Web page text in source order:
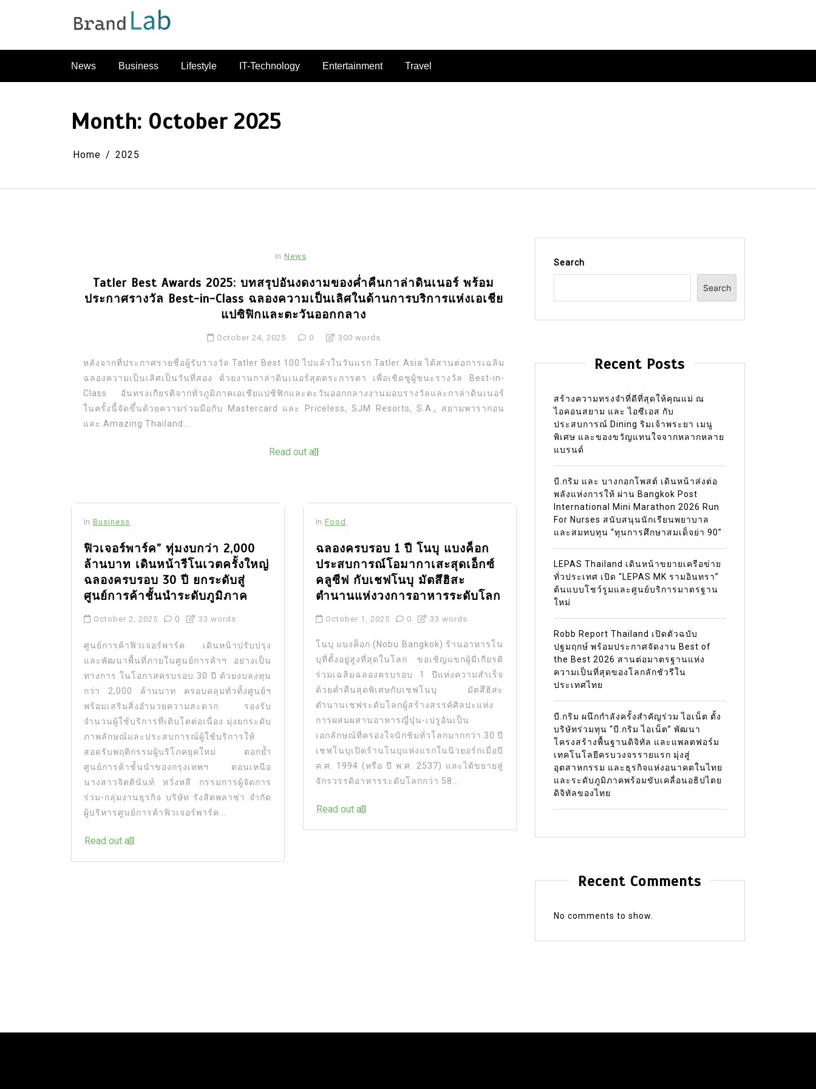
News Business Lifestyle IT-Technology Entertainment Travel
Month: October 2025
Home 2025
In News
Tatler Best Awards 2025: บทสรุปอันงดงามของค่ำคืนกาล่าดินเนอร์ พร้อม
ประกาศรางวัล Best-in-Class ฉลองความเป็นเลิศในด้านการบริการแห่งเอเชีย
แปซิฟิกและตะวันออกกลาง
October 24, 2025 0 300 words
หลังจากที่ประกาศรายชื่อผู้รับรางวัล Tatler Best 100 ไปแล้วในวันแรก Tatler Asia ได้สานต่อการเฉลิม
ฉลองความเป็นเลิศเป็นวันที่สอง ด้วยงานกาล่าดินเนอร์สุดตระการตา เพื่อเชิดชูผู้ชนะรางวัล Best-in-
Class อันทรงเกียรติจากทั่วภูมิภาคเอเชียแปซิฟิกและตะวันออกกลางงานมอบรางวัลและกาล่าดินเนอร์
ในครั้งนี้จัดขึ้นด้วยความร่วมมือกับ Mastercard และ Priceless, SJM Resorts, S.A., สยามพารากอน
และ Amazing Thailand...
Read out all
In Business
ฟิวเจอร์พาร์ค” ทุ่มงบกว่า 2,000
ล้านบาท เดินหน้ารีโนเวตครั้งใหญ่
ฉลองครบรอบ 30 ปี ยกระดับสู่
ศูนย์การค้าชั้นนำระดับภูมิภาค
October 2, 2025 0 33 words
ศูนย์การค้าฟิวเจอร์พาร์ค เดินหน้าปรับปรุง
และพัฒนาพื้นที่ภายในศูนย์การค้าฯ อย่างเป็น
ทางการ ในโอกาสครบรอบ 30 ปี ด้วยงบลงทุน
กว่า 2,000 ล้านบาท ครอบคลุมทั่วทั้งศูนย์ฯ
พร้อมเสริมสิ่งอำนวยความสะดวก รองรับ
จำนวนผู้ใช้บริการที่เติบโตต่อเนื่อง มุ่งยกระดับ
ภาพลักษณ์และประสบการณ์ผู้ใช้บริการให้
สอดรับพฤติกรรมผู้บริโภคยุคใหม่ ตอกย้ำ
ศูนย์การค้าชั้นนำของกรุงเทพฯ ตอนเหนือ
นางสาวจิตตินันท์ หวั่งหลี กรรมการผู้จัดการ
ร่วม-กลุ่มงานธุรกิจ บริษัท รังสิตพลาซ่า จำกัด
ผู้บริหารศูนย์การค้าฟิวเจอร์พาร์ค...
Read out all
In Food
ฉลองครบรอบ 1 ปี โนบุ แบงค็อก
ประสบการณ์โอมากาเสะสุดเอ็กซ์
คลูซีฟ กับเชฟโนบุ มัตสึฮิสะ
ตำนานแห่งวงการอาหารระดับโลก
October 1, 2025 0 33 words
โนบุ แบงค็อก (Nobu Bangkok) ร้านอาหารโน
บุที่ตั้งอยู่สูงที่สุดในโลก ขอเชิญแขกผู้มีเกียรติ
ร่วมเฉลิมฉลองครบรอบ 1 ปีแห่งความสำเร็จ
ด้วยค่ำคืนสุดพิเศษกับเชฟโนบุ มัตสึฮิสะ
ตำนานเชฟระดับโลกผู้สร้างสรรค์ศิลปะแห่ง
การผสมผสานอาหารญี่ปุ่น-เปรูอันเป็น
เอกลักษณ์ที่ครองใจนักชิมทั่วโลกมากกว่า 30 ปี
เชฟโนบุเปิดร้านโนบุแห่งแรกในนิวยอร์กเมื่อปี
ค.ศ. 1994 (หรือ ปี พ.ศ. 2537) และได้ขยายสู่
จักรวรรดิอาหารระดับโลกกว่า 58...
Read out all
Search
Search
Recent Posts
สร้างความทรงจำที่ดีที่สุดให้คุณแม่ ณ
ไอคอนสยาม และ ไอซีเอส กับ
ประสบการณ์ Dining ริมเจ้าพระยา เมนู
พิเศษ และของขวัญแทนใจจากหลากหลาย
แบรนด์
บี.กริม และ บางกอกโพสต์ เดินหน้าส่งต่อ
พลังแห่งการให้ ผ่าน Bangkok Post
International Mini Marathon 2026 Run
For Nurses สนับสนุนนักเรียนพยาบาล
และสมทบทุน “ทุนการศึกษาสมเด็จย่า 90”
LEPAS Thailand เดินหน้าขยายเครือข่าย
ทั่วประเทศ เปิด “LEPAS MK รามอินทรา”
ต้นแบบโชว์รูมและศูนย์บริการมาตรฐาน
ใหม่
Robb Report Thailand เปิดตัวฉบับ
ปฐมฤกษ์ พร้อมประกาศจัดงาน Best of
the Best 2026 สานต่อมาตรฐานแห่ง
ความเป็นที่สุดของโลกลักชัวรีใน
ประเทศไทย
บี.กริม ผนึกกำลังครั้งสำคัญร่วม ไอเน็ต ตั้ง
บริษัทร่วมทุน “บี.กริม ไอเน็ต” พัฒนา
โครงสร้างพื้นฐานดิจิทัล และแพลตฟอร์ม
เทคโนโลยีครบวงจรรายแรก มุ่งสู่
อุตสาหกรรม และธุรกิจแห่งอนาคตในไทย
และระดับภูมิภาคพร้อมขับเคลื่อนอธิปไตย
ดิจิทัลของไทย
Recent Comments
No comments to show.